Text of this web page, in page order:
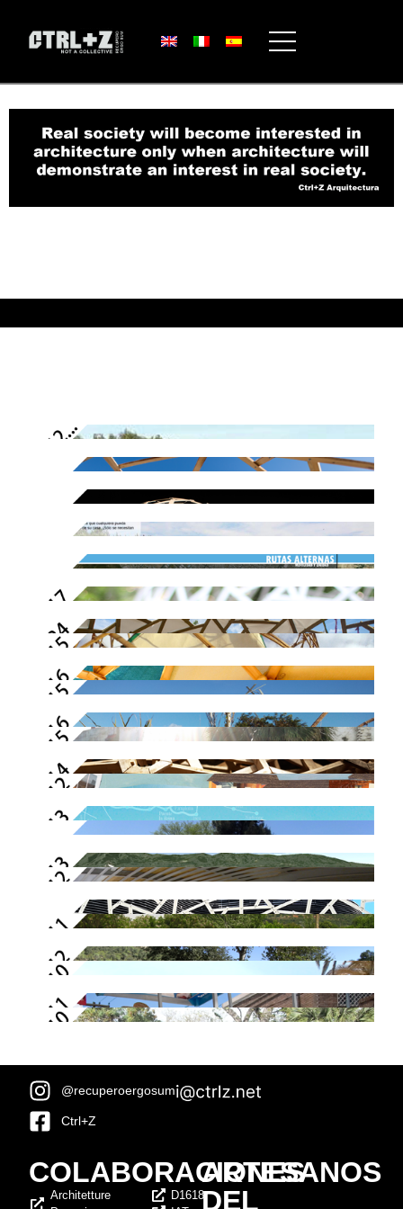
@recuperoergosum
Ctrl+Z
COLABORACIONES
Architetture
D1618
ARTESANOS
DEL